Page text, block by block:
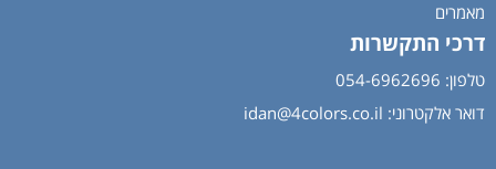
מאמרים
דרכי התקשרות
טלפון: 054-6962696
דואר אלקטרוני: idan@4colors.co.il